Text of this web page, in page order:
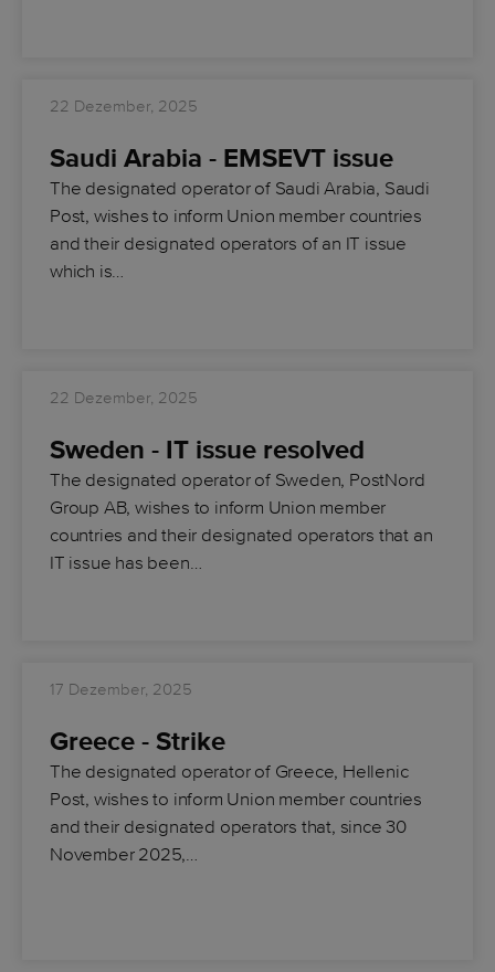
22 Dezember, 2025
Saudi Arabia - EMSEVT issue
The designated operator of Saudi Arabia, Saudi
Post, wishes to inform Union member countries
and their designated operators of an IT issue
which is…
22 Dezember, 2025
Sweden - IT issue resolved
The designated operator of Sweden, PostNord
Group AB, wishes to inform Union member
countries and their designated operators that an
IT issue has been…
17 Dezember, 2025
Greece - Strike
The designated operator of Greece, Hellenic
Post, wishes to inform Union member countries
and their designated operators that, since 30
November 2025,…